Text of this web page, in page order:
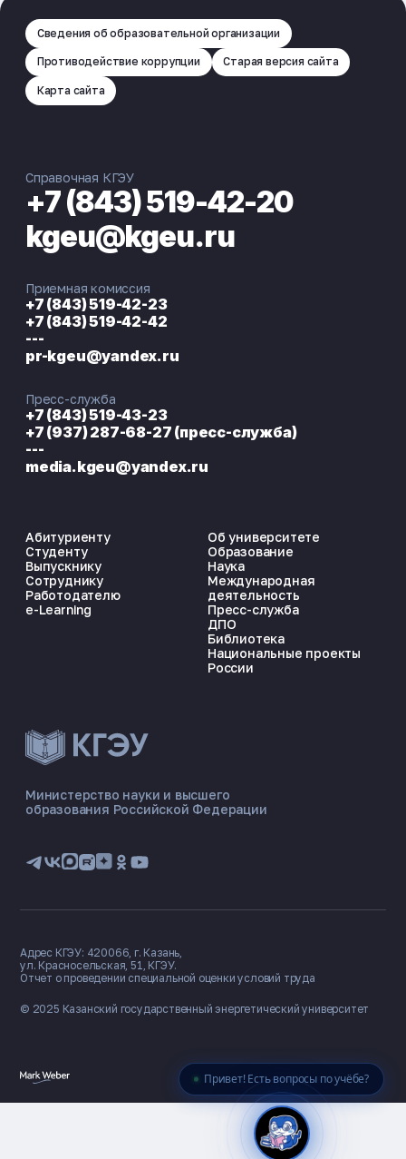
Привет! Есть вопросы по учёбе?
ЭНЕРГОКОД — ПОМОЩНИК КГЭУ
📋 Приёмная комиссия
🏠 Общежитие
Сведения об образовательной организации
Противодействие коррупции Старая версия сайта
Карта сайта
Министерство науки и высшего
образования Российской Федерации
Абитуриенту
Студенту
Выпускнику
Сотруднику
Работодателю
e-Learning
Об университете
Образование
Наука
Международная
деятельность
Пресс-служба
ДПО
Библиотека
Национальные проекты
России
Справочная КГЭУ
+7 (843) 519-42-20
kgeu@kgeu.ru
Приемная комиссия
+7 (843) 519-42-23
+7 (843) 519-42-42
---
pr-kgeu@yandex.ru
Пресс-служба
+7 (843) 519-43-23
+7 (937) 287-68-27 (пресс-служба)
---
media.kgeu@yandex.ru
© 2025 Казанский государственный энергетический университет
Адрес КГЭУ: 420066, г. Казань,
ул. Красносельская, 51, КГЭУ.
Отчет о проведении специальной оценки условий труда